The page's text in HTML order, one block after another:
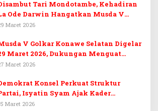
Tari Mondotambe, Kehadiran
Ode Darwin Hangatkan Musda V
Konsel
Maret 2026
V Golkar Konawe Selatan Digelar
Maret 2026, Dukungan Menguat
Irham Kalenggo
Maret 2026
Konsel Perkuat Struktur
Isyatin Syam Ajak Kader
Kejayaan
Maret 2026